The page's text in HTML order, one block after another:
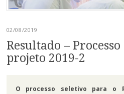
02/08/2019
Resultado –
projeto 2019-2
O processo seletivo para o